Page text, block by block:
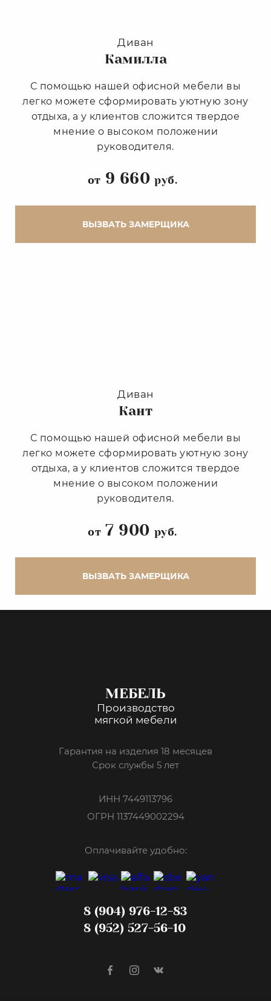
Диван
Камилла
С помощью нашей офисной мебели вы
легко можете сформировать уютную зону
отдыха, а у клиентов сложится твердое
мнение о высоком положении
руководителя.
от 9 660 руб.
ВЫЗВАТЬ ЗАМЕРЩИКА
Диван
Кант
С помощью нашей офисной мебели вы
легко можете сформировать уютную зону
отдыха, а у клиентов сложится твердое
мнение о высоком положении
руководителя.
от 7 900 руб.
ВЫЗВАТЬ ЗАМЕРЩИКА
МЕБЕЛЬ
Производство
мягкой мебели
Гарантия на изделия 18 месяцев
Срок службы 5 лет
ИНН 7449113796
ОГРН 1137449002294
Оплачивайте удобно:
8 (904) 976-12-83
8 (952) 527-56-10